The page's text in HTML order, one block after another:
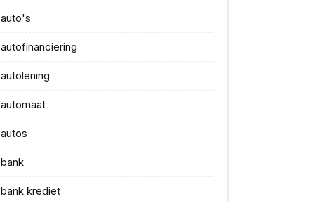
auto's
autofinanciering
autolening
automaat
autos
bank
bank krediet